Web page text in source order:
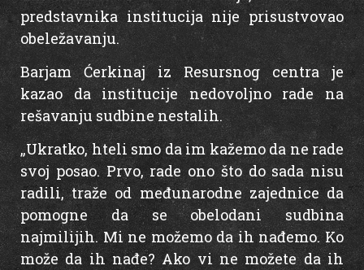
predstavnika institucija nije prisustvovao
obeležavanju.
Barjam Ćerkinaj iz Resursnog centra je
kazao da institucije nedovoljno rade na
rešavanju sudbine nestalih.
„Ukratko, hteli smo da im kažemo da ne rade
svoj posao. Prvo, rade ono što do sada nisu
radili, traže od međunarodne zajednice da
pomogne da se obelodani sudbina
najmilijih. Mi ne možemo da ih nađemo. Ko
može da ih nađe? Ako vi ne možete da ih